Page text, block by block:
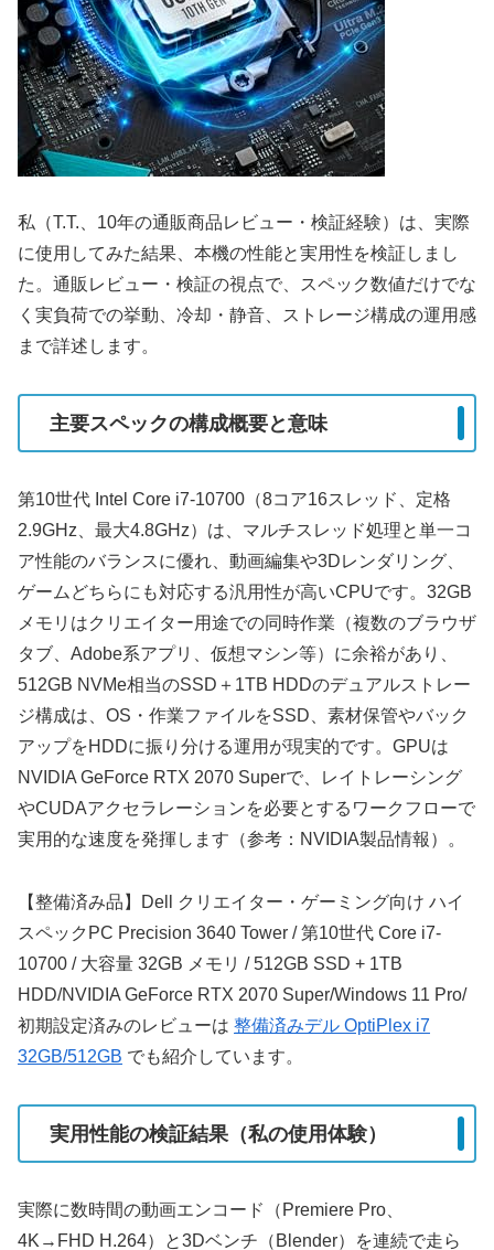
私（T.T.、10年の通販商品レビュー・検証経験）は、実際
に使用してみた結果、本機の性能と実用性を検証しまし
た。通販レビュー・検証の視点で、スペック数値だけでな
く実負荷での挙動、冷却・静音、ストレージ構成の運用感
まで詳述します。
主要スペックの構成概要と意味
第10世代 Intel Core i7-10700（8コア16スレッド、定格
2.9GHz、最大4.8GHz）は、マルチスレッド処理と単一コ
ア性能のバランスに優れ、動画編集や3Dレンダリング、
ゲームどちらにも対応する汎用性が高いCPUです。32GB
メモリはクリエイター用途での同時作業（複数のブラウザ
タブ、Adobe系アプリ、仮想マシン等）に余裕があり、
512GB NVMe相当のSSD＋1TB HDDのデュアルストレー
ジ構成は、OS・作業ファイルをSSD、素材保管やバック
アップをHDDに振り分ける運用が現実的です。GPUは
NVIDIA GeForce RTX 2070 Superで、レイトレーシング
やCUDAアクセラレーションを必要とするワークフローで
実用的な速度を発揮します（参考：NVIDIA製品情報）。
【整備済み品】Dell クリエイター・ゲーミング向け ハイ
スペックPC Precision 3640 Tower / 第10世代 Core i7-
10700 / 大容量 32GB メモリ / 512GB SSD + 1TB
HDD/NVIDIA GeForce RTX 2070 Super/Windows 11 Pro/
初期設定済みのレビューは 整備済みデル OptiPlex i7
32GB/512GB でも紹介しています。
実用性能の検証結果（私の使用体験）
実際に数時間の動画エンコード（Premiere Pro、
4K→FHD H.264）と3Dベンチ（Blender）を連続で走ら